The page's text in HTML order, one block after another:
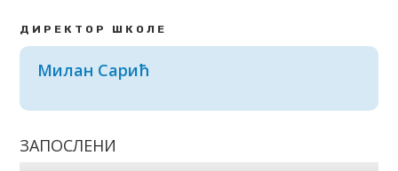
ДИРЕКТОР ШКОЛЕ
Милан Сарић
ЗАПОСЛЕНИ